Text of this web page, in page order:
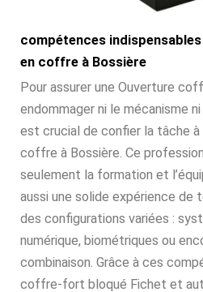
compétences
en coffre à Bossière
Pour assurer une Ouverture
endommager ni le mécanisme
est crucial de confier la tâche à
coffre à Bossière. Ce
seulement la formation et
aussi une solide expérience de
des configurations variées :
numérique, biométriques ou
combinaison. Grâce à ces
coffre-fort bloqué Fichet et